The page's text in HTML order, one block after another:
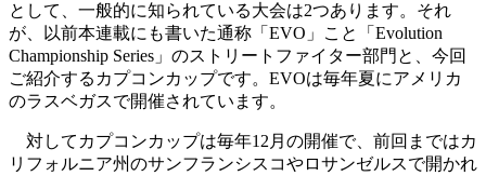
として、一般的に知られている大会は2つあります。それ
が、以前本連載にも書いた通称「EVO」こと「Evolution
Championship Series」のストリートファイター部門と、今回
ご紹介するカプコンカップです。EVOは毎年夏にアメリカ
のラスベガスで開催されています。
対してカプコンカップは毎年12月の開催で、前回まではカ
リフォルニア州のサンフランシスコやロサンゼルスで開かれ